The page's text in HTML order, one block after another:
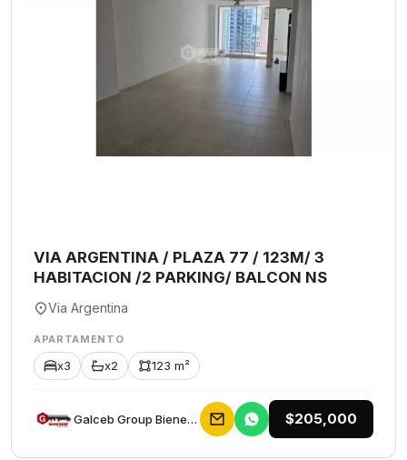
VIA ARGENTINA / PLAZA 77 / 123M/ 3
HABITACION /2 PARKING/ BALCON NS
Via Argentina
APARTAMENTO
x3 x2 123 m²
Galceb Group Bienes Raices $205,000